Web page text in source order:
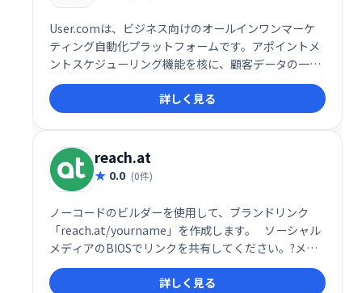
User.comは、ビジネス向けのオールインワンマーケ
ティング自動化プラットフォームです。アポイントメ
ントスケジューリング機能を核に、顧客データの一元
管理でエンゲージメントとコンバージョン率向上を実
現します。様々なコミュニケーションチャネルを統合
し、効率的な顧客接点を促進。予約スケジュールの最
適化で、ビジネス成長を支援します。
詳しく見る
reach.at
0.0 (0件)
ノーコードのビルダーを使用して、ブランドリンク
「reach.at/yourname」を作成します。⠀ソーシャル
メディアのBIOSでリンクを共有してください。?メー
ルの署名✉️など。誰かがあなたに連絡したときにすぐ
にメール通知を受け取ります。
詳しく見る